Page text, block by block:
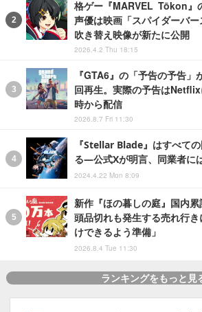
格ゲー『MARVEL Tōkon』
声優は映画「スパイダーバ
吹き替え映像が新たに公開
2026.4.2 Thu 18:15
『GTA6』の「予告の予告
回再生。実際の予告は
時から配信
2026.8.7 Fri 11:30
『Stellar Blade』はすべて
る―公式Xが明言、同業者に
2024.4.22 Mon 8:09
新作『ほの暮しの庭』国内
頭品切れも発生する売れ行
けできるよう準備」
2026.8.4 Tue 11:30
ランキングをもっと見